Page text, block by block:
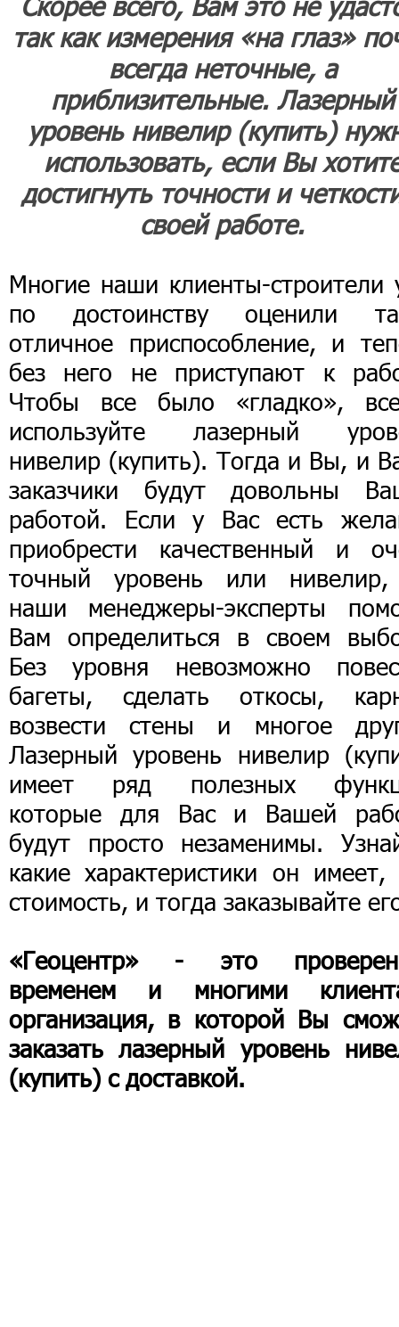
так как измерения «на глаз»
всегда неточные, а
приблизительные. Лазерный
уровень нивелир (купить)
использовать, если Вы
достигнуть точности и
своей работе.
Многие наши клиенты-строители
по достоинству оценили
отличное приспособление, и
без него не приступают к
Чтобы все было «гладко»,
используйте лазерный
нивелир (купить). Тогда и Вы, и
заказчики будут довольны
работой. Если у Вас есть
приобрести качественный и
точный уровень или
наши менеджеры-эксперты
Вам определиться в своем
Без уровня невозможно
багеты, сделать откосы,
возвести стены и многое
Лазерный уровень нивелир
имеет ряд полезных
которые для Вас и Вашей
будут просто незаменимы.
какие характеристики он имеет,
стоимость, и тогда заказывайте
«Геоцентр» - это
временем и многими
организация, в которой Вы
заказать лазерный уровень
(купить) с доставкой.